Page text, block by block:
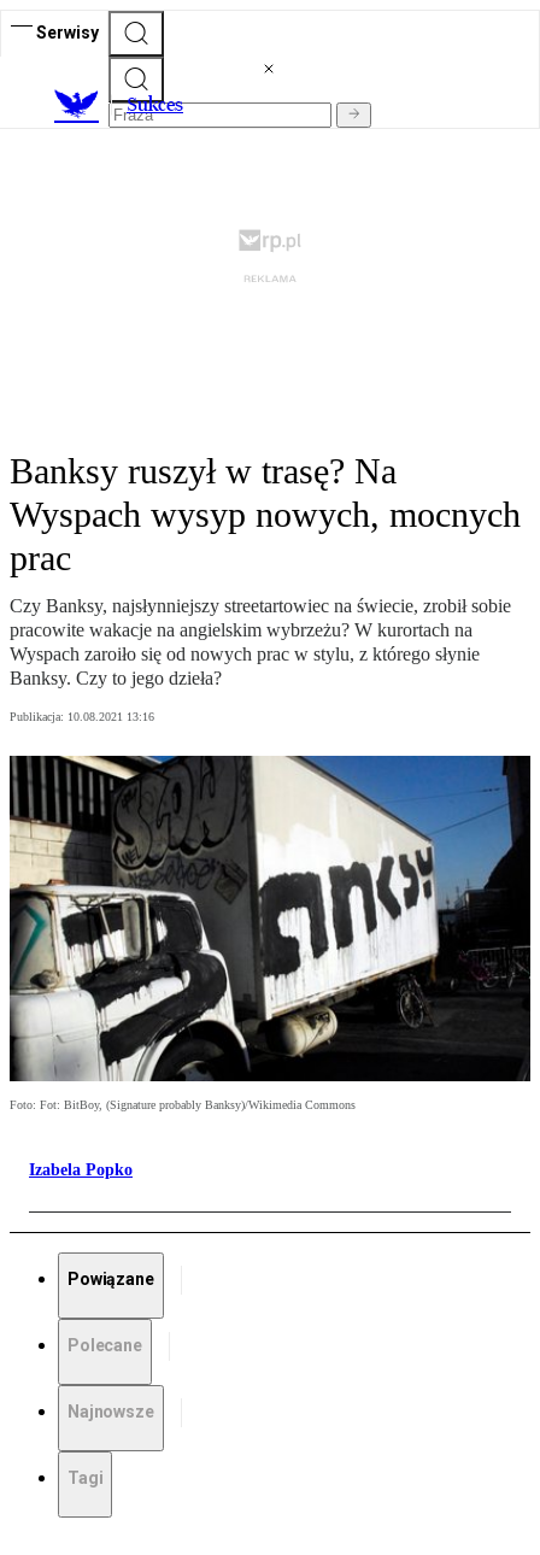
Serwisy
Sukces
Banksy ruszył w trasę? Na
Wyspach wysyp nowych, mocnych
prac
Czy Banksy, najsłynniejszy streetartowiec na świecie, zrobił sobie
pracowite wakacje na angielskim wybrzeżu? W kurortach na
Wyspach zaroiło się od nowych prac w stylu, z którego słynie
Banksy. Czy to jego dzieła?
Publikacja: 10.08.2021 13:16
Foto: Fot: BitBoy, (Signature probably Banksy)/Wikimedia Commons
Izabela Popko
Powiązane
Polecane
Najnowsze
Tagi